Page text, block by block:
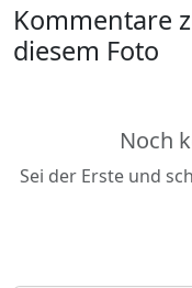
Kommentare
diesem Foto
Noch
Sei der Erste und